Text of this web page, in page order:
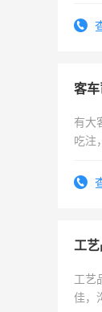
客
有大
吃注
工
工艺
佳，